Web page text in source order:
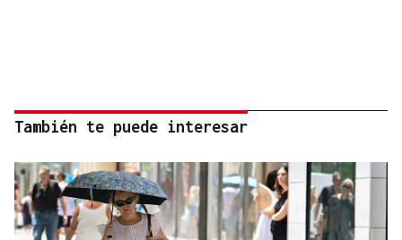
También te puede interesar